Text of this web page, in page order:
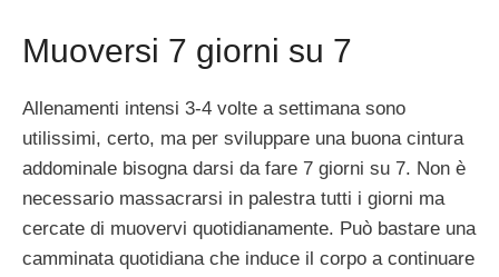
Muoversi 7 giorni su 7
Allenamenti intensi 3-4 volte a settimana sono
utilissimi, certo, ma per sviluppare una buona cintura
addominale bisogna darsi da fare 7 giorni su 7. Non è
necessario massacrarsi in palestra tutti i giorni ma
cercate di muovervi quotidianamente. Può bastare una
camminata quotidiana che induce il corpo a continuare